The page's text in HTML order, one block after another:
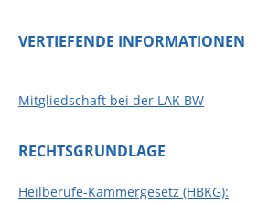
VERTIEFENDE INFORMATIONEN
Mitgliedschaft bei der LAK BW
RECHTSGRUNDLAGE
Heilberufe-Kammergesetz (HBKG):